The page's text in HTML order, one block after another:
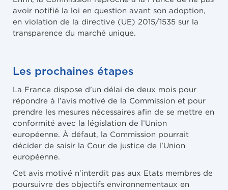
avoir notifié la loi en question avant son adoption,
en violation de la directive (UE) 2015/1535 sur la
transparence du marché unique.
Les prochaines étapes
La France dispose d’un délai de deux mois pour
répondre à l’avis motivé de la Commission et pour
prendre les mesures nécessaires afin de se mettre en
conformité avec la législation de l’Union
européenne. À défaut, la Commission pourrait
décider de saisir la Cour de justice de l'Union
européenne.
Cet avis motivé n’interdit pas aux Etats membres de
poursuivre des objectifs environnementaux en